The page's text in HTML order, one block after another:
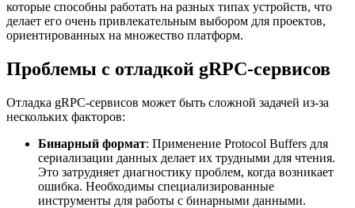
которые способны работать на разных типах устройств, что
делает его очень привлекательным выбором для проектов,
ориентированных на множество платформ.
Проблемы с отладкой gRPC-сервисов
Отладка gRPC-сервисов может быть сложной задачей из-за
нескольких факторов:
Бинарный формат: Применение Protocol Buffers для
сериализации данных делает их трудными для чтения.
Это затрудняет диагностику проблем, когда возникает
ошибка. Необходимы специализированные
инструменты для работы с бинарными данными.